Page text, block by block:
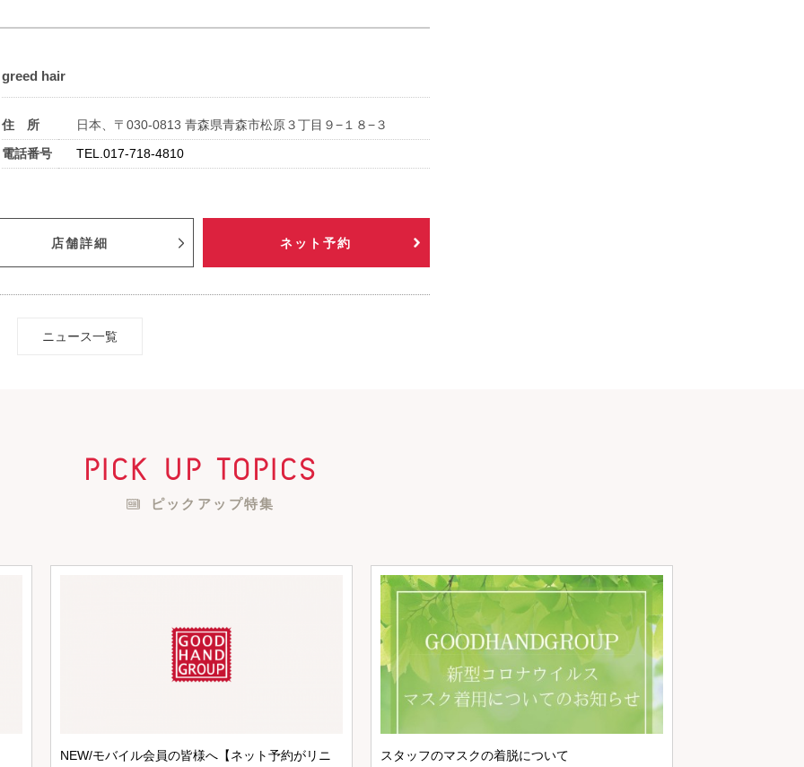
greed hair
住 所
日本、〒030-0813 青森県青森市松原３丁目９−１８−３
電話番号
TEL.017-718-4810
店舗詳細 ネット予約
ニュース一覧
pick up topics
ピックアップ特集
NEW/モバイル会員の皆様へ【ネット予約がリニ スタッフのマスクの着脱について